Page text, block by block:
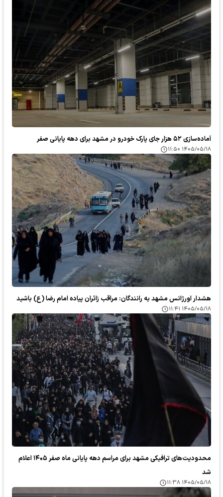
آماده‌سازی ۵۲ هزار جای پارک خودرو در مشهد برای دهه پایانی صفر
۱۴۰۵/۰۵/۱۸ ۱۱:۵۰
هشدار اورژانس مشهد به رانندگان: مراقب زائران پیاده امام رضا (ع) باشید
۱۴۰۵/۰۵/۱۸ ۱۱:۴۱
محدودیت‌های ترافیکی مشهد برای مراسم دهه پایانی ماه صفر ۱۴۰۵ اعلام
شد
۱۴۰۵/۰۵/۱۸ ۱۱:۳۸